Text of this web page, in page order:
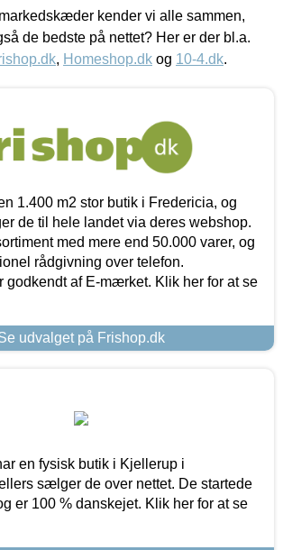
kender vi alle sammen,
de bedste på nettet? Her er der bl.a.
, Homeshop.dk og 10-4.dk.
1.400 m2 stor butik i Fredericia, og
de til hele landet via deres webshop.
med mere end 50.000 varer, og
rådgivning over telefon.
godkendt af E-mærket. Klik her for at se
udvalget på Frishop.dk
en fysisk butik i Kjellerup i
sælger de over nettet. De startede
er 100 % danskejet. Klik her for at se